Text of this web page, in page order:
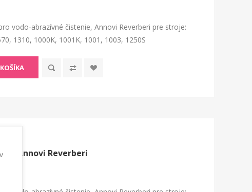
vodo-abrazívné čistenie, Annovi Reverberi pre stroje:
1310, 1000K, 1001K, 1001, 1003, 1250S
Annovi Reverberi